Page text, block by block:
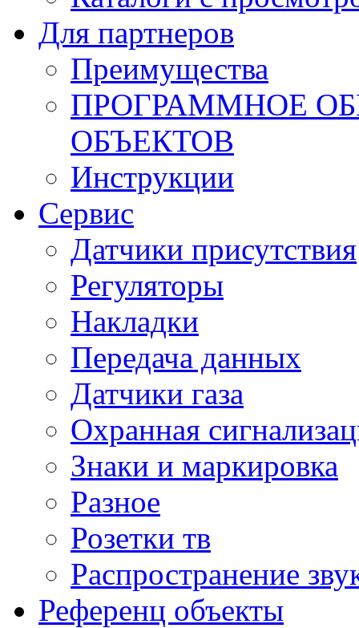
Для партнеров
Преимущества
ПРОГРАММНОЕ
ОБЪЕКТОВ
Инструкции
Сервис
Датчики присутствия
Регуляторы
Накладки
Передача данных
Датчики газа
Охранная
Знаки и маркировка
Разное
Розетки тв
Распространение
Референц объекты